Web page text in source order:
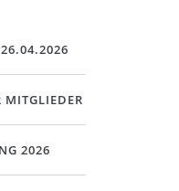
26.04.2026
MITGLIEDER
2026